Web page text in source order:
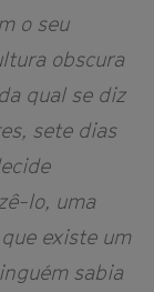
o seu
obscura
qual se diz
sete dias
lo, uma
existe um
sabia